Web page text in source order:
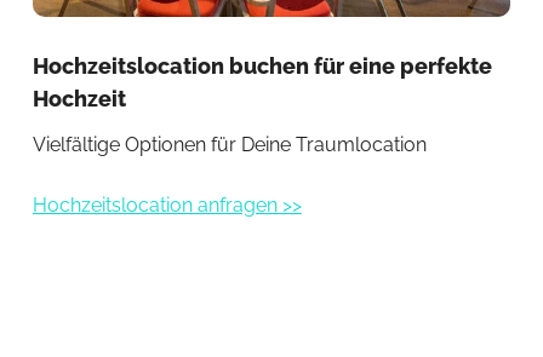
Hochzeitslocation buchen für eine perfekte
Hochzeit
Vielfältige Optionen für Deine Traumlocation
Hochzeitslocation anfragen >>